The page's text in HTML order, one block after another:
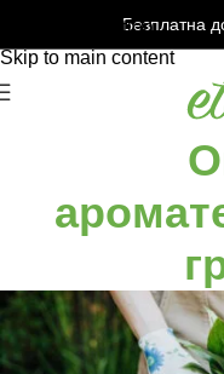
Skip to navigation
Skip to main content
Безплатна